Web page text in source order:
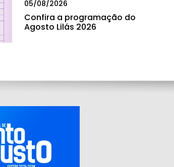
05/08/2026
Confira a programação do
Agosto Lilás 2026